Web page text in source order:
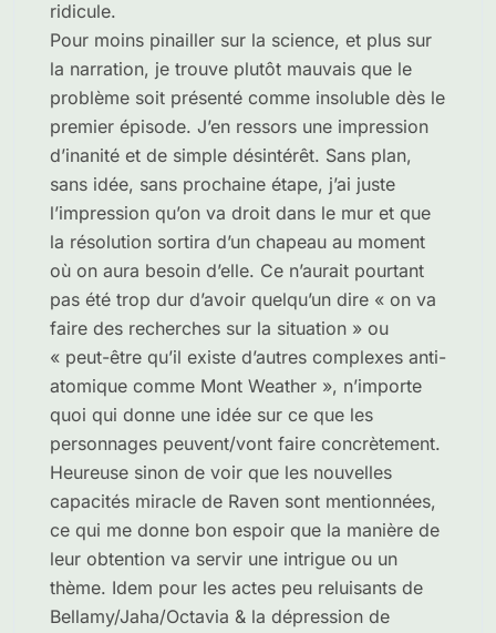
ridicule.
Pour moins pinailler sur la science, et plus sur
la narration, je trouve plutôt mauvais que le
problème soit présenté comme insoluble dès le
premier épisode. J’en ressors une impression
d’inanité et de simple désintérêt. Sans plan,
sans idée, sans prochaine étape, j’ai juste
l’impression qu’on va droit dans le mur et que
la résolution sortira d’un chapeau au moment
où on aura besoin d’elle. Ce n’aurait pourtant
pas été trop dur d’avoir quelqu’un dire « on va
faire des recherches sur la situation » ou
« peut-être qu’il existe d’autres complexes anti-
atomique comme Mont Weather », n’importe
quoi qui donne une idée sur ce que les
personnages peuvent/vont faire concrètement.
Heureuse sinon de voir que les nouvelles
capacités miracle de Raven sont mentionnées,
ce qui me donne bon espoir que la manière de
leur obtention va servir une intrigue ou un
thème. Idem pour les actes peu reluisants de
Bellamy/Jaha/Octavia & la dépression de